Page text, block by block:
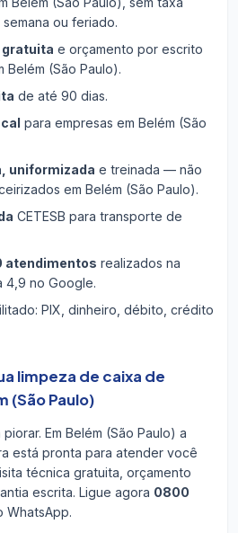
ou feriado.
e orçamento por escrito
Belém (São Paulo).
de até 90 dias.
para empresas em Belém (São
uniformizada e treinada — não
em Belém (São Paulo).
CETESB para transporte de
atendimentos realizados na
4,9 no Google.
PIX, dinheiro, débito, crédito
limpeza de caixa de
(São Paulo)
Em Belém (São Paulo) a
está pronta para atender você
técnica gratuita, orçamento
escrita. Ligue agora 0800
WhatsApp.